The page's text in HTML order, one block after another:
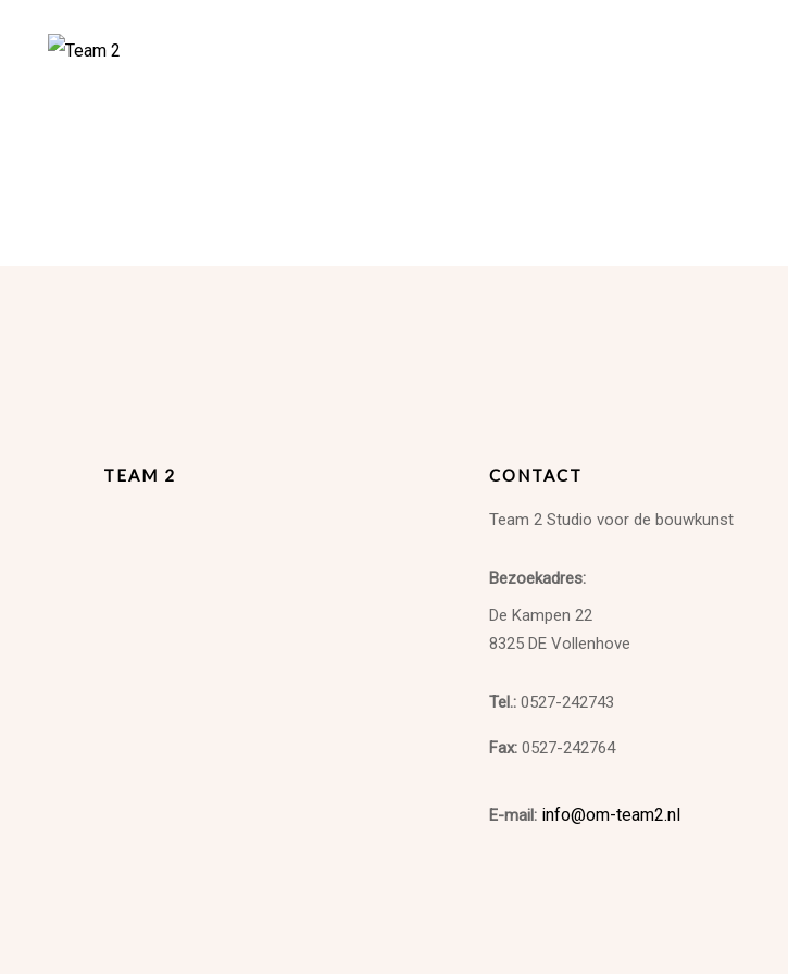
TEAM 2 CONTACT
Team 2 Studio voor de bouwkunst
Bezoekadres:
De Kampen 22
8325 DE Vollenhove
Tel.: 0527-242743
Fax: 0527-242764
E-mail: info@om-team2.nl